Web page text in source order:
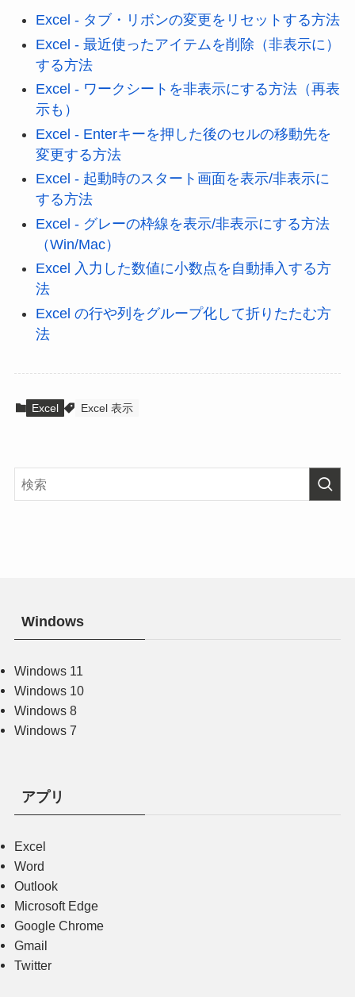
Excel - タブ・リボンの変更をリセットする方法
Excel - 最近使ったアイテムを削除（非表示に）
する方法
Excel - ワークシートを非表示にする方法（再表
示も）
Excel - Enterキーを押した後のセルの移動先を
変更する方法
Excel - 起動時のスタート画面を表示/非表示に
する方法
Excel - グレーの枠線を表示/非表示にする方法
（Win/Mac）
Excel 入力した数値に小数点を自動挿入する方
法
Excel の行や列をグループ化して折りたたむ方
法
Excel Excel 表示
Windows
Windows 11
Windows 10
Windows 8
Windows 7
アプリ
Excel
Word
Outlook
Microsoft Edge
Google Chrome
Gmail
Twitter